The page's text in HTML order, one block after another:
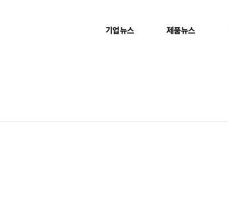
기업뉴스 제품뉴스